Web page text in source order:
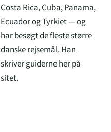
Costa Rica, Cuba, Panama,
Ecuador og Tyrkiet — og
har besøgt de fleste større
danske rejsemål. Han
skriver guiderne her på
sitet.